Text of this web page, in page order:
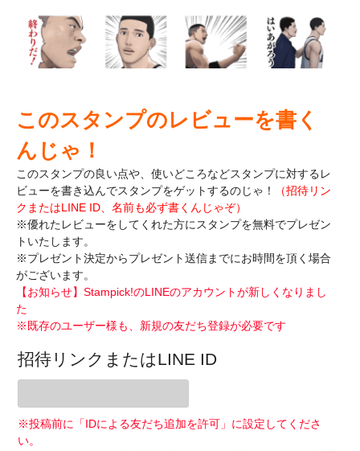
このスタンプのレビューを書く
んじゃ！
このスタンプの良い点や、使いどころなどスタンプに対するレ
ビューを書き込んでスタンプをゲットするのじゃ！
（招待リン
クまたはLINE ID、名前も必ず書くんじゃぞ）
※優れたレビューをしてくれた方にスタンプを無料でプレゼン
トいたします。
※プレゼント決定からプレゼント送信までにお時間を頂く場合
がございます。
【お知らせ】Stampick!のLINEのアカウントが新しくなりまし
た
※既存のユーザー様も、新規の友だち登録が必要です
招待リンクまたはLINE ID
※投稿前に「IDによる友だち追加を許可」に設定してくださ
い。